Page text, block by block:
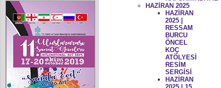
HAZİRAN 2025
HAZİRAN
2025 |
RESSAM
BURCU
ÖNCEL
KOÇ
ATÖLYESİ
RESİM
SERGİSİ
HAZİRAN